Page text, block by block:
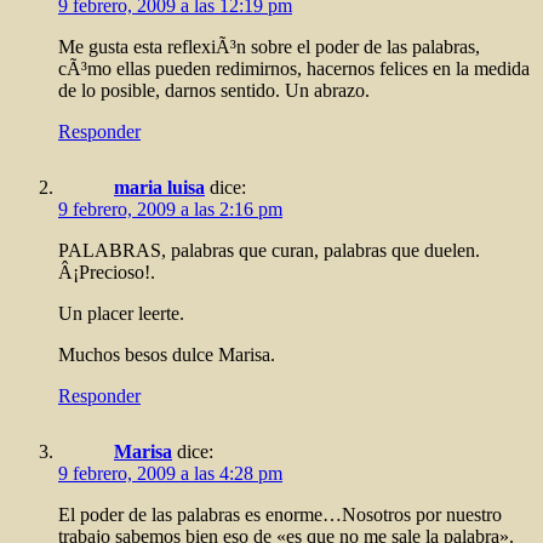
9 febrero, 2009 a las 12:19 pm
Me gusta esta reflexiÃ³n sobre el poder de las palabras,
cÃ³mo ellas pueden redimirnos, hacernos felices en la medida
de lo posible, darnos sentido. Un abrazo.
Responder
maria luisa dice:
9 febrero, 2009 a las 2:16 pm
PALABRAS, palabras que curan, palabras que duelen.
Â¡Precioso!.
Un placer leerte.
Muchos besos dulce Marisa.
Responder
Marisa dice:
9 febrero, 2009 a las 4:28 pm
El poder de las palabras es enorme…Nosotros por nuestro
trabajo sabemos bien eso de «es que no me sale la palabra».